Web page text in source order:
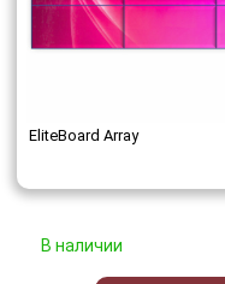
EliteBoard Array
В наличии